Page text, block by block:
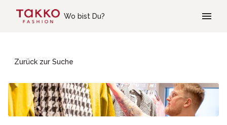
Wo bist Du?
Zurück zur Suche